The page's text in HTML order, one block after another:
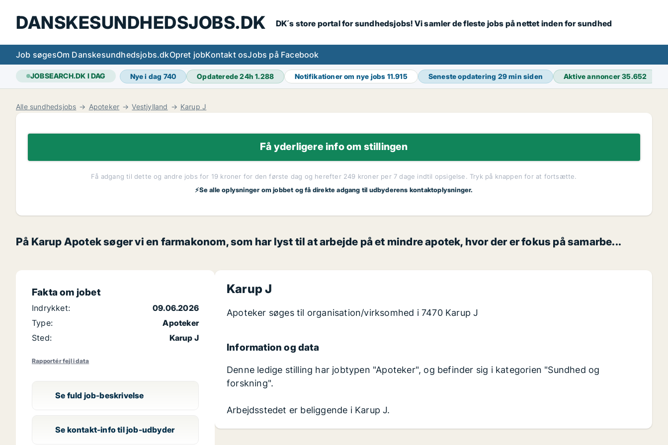
DANSKESUNDHEDSJOBS.DK DK´s store portal for sundhedsjobs! Vi samler de fleste jobs på nettet inden for sundhed
Job søgesOm Danskesundhedsjobs.dkOpret jobKontakt osJobs på Facebook
JOBSEARCH.DK I DAG Nye i dag 740 Opdaterede 24h1.288 Notifikationer om nye jobs 11.915 Seneste opdatering 29 min siden Aktive annoncer35.652
Alle sundhedsjobs Apoteker Vestjylland Karup J
Få yderligere info om stillingen
Få adgang til dette og andre jobs for 19 kroner for den første dag og herefter 249 kroner per 7 dage indtil opsigelse. Tryk på knappen for at fortsætte.
⚡Se alle oplysninger om jobbet og få direkte adgang til udbyderens kontaktoplysninger.
På Karup Apotek søger vi en farmakonom, som har lyst til at arbejde på et mindre apotek, hvor der er fokus på samarbe...
Karup J
Apoteker søges til organisation/virksomhed i 7470 Karup J
Information og data
Denne ledige stilling har jobtypen "Apoteker", og befinder sig i kategorien "Sundhed og
forskning".
Arbejdsstedet er beliggende i Karup J.
Fakta om jobet
Indrykket:
09.06.2026
Type:
Apoteker
Sted:
Karup J
Rapportér fejl i data
Se fuld job-beskrivelse
Se kontakt-info til job-udbyder